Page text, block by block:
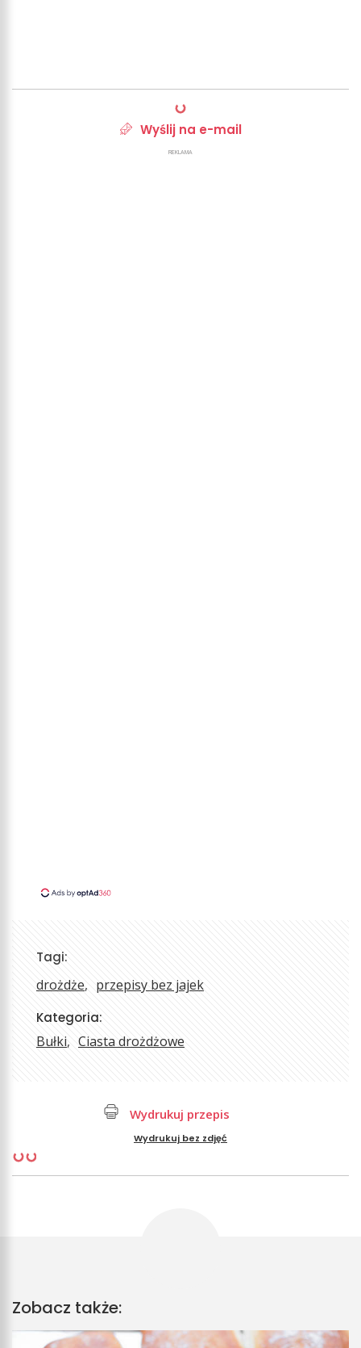
Wyślij na e-mail
REKLAMA
Tagi:
drożdże przepisy bez jajek
Kategoria:
Bułki Ciasta drożdżowe
Wydrukuj przepis
Wydrukuj bez zdjęć
Zobacz także: